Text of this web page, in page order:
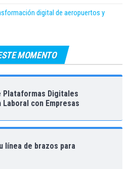
digital de aeropuertos y
MOMENTO
Plataformas Digitales
con Empresas
línea de brazos para